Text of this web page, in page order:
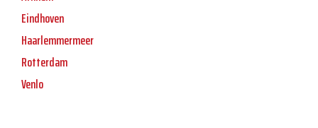
Eindhoven
Haarlemmermeer
Rotterdam
Venlo